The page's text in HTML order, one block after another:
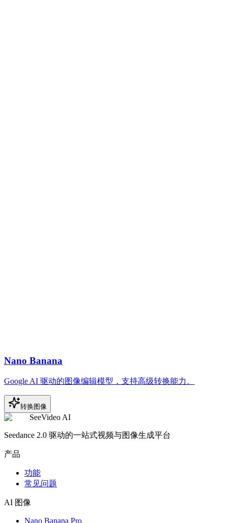
Nano Banana
Google AI 驱动的图像编辑模型，支持高级转换能力。
转换图像
SeeVideo AI
Seedance 2.0 驱动的一站式视频与图像生成平台
产品
功能
常见问题
AI 图像
Nano Banana Pro